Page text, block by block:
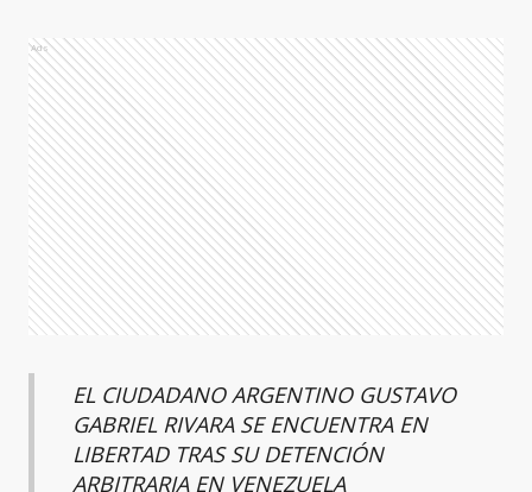
Ads
EL CIUDADANO ARGENTINO GUSTAVO
GABRIEL RIVARA SE ENCUENTRA EN
LIBERTAD TRAS SU DETENCIÓN
ARBITRARIA EN VENEZUELA